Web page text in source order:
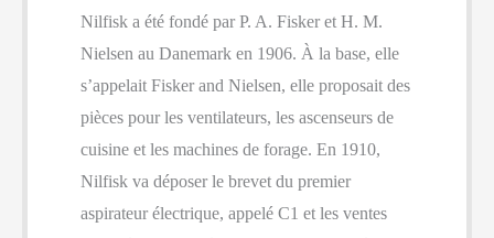
Nilfisk a été fondé par P. A. Fisker et H. M.
Nielsen au Danemark en 1906. À la base, elle
s’appelait Fisker and Nielsen, elle proposait des
pièces pour les ventilateurs, les ascenseurs de
cuisine et les machines de forage. En 1910,
Nilfisk va déposer le brevet du premier
aspirateur électrique, appelé C1 et les ventes